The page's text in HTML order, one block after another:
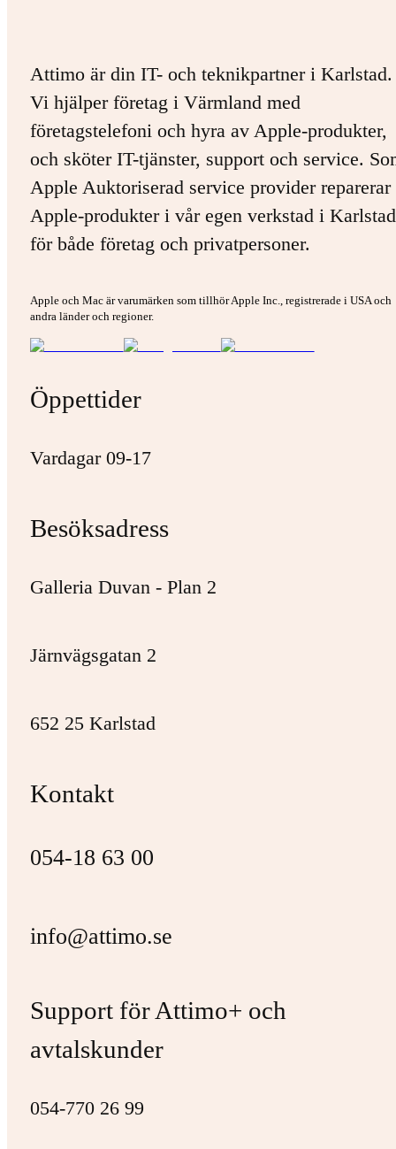
Attimo är din IT- och teknikpartner i Karlstad.
Vi hjälper företag i Värmland med
företagstelefoni och hyra av Apple-produkter,
och sköter IT-tjänster, support och service.
Apple Auktoriserad service provider
Apple-produkter i vår egen verkstad i
för både företag och privatpersoner.
Apple och Mac är varumärken som tillhör Apple Inc., registrerade i USA och
andra länder och regioner.
Öppettider
Vardagar 09-17
Besöksadress
Galleria Duvan - Plan 2
Järnvägsgatan 2
652 25 Karlstad
Kontakt
054-18 63 00
info@attimo.se
Support för Attimo+ och
avtalskunder
054-770 26 99